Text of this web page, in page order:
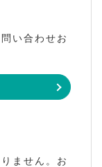
い合わせお
ません。お